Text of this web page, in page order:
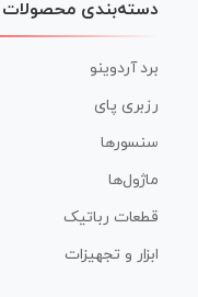
دسته‌بندی محصولات
برد آردوینو
رزبری پای
سنسورها
ماژول‌ها
قطعات رباتیک
ابزار و تجهیزات